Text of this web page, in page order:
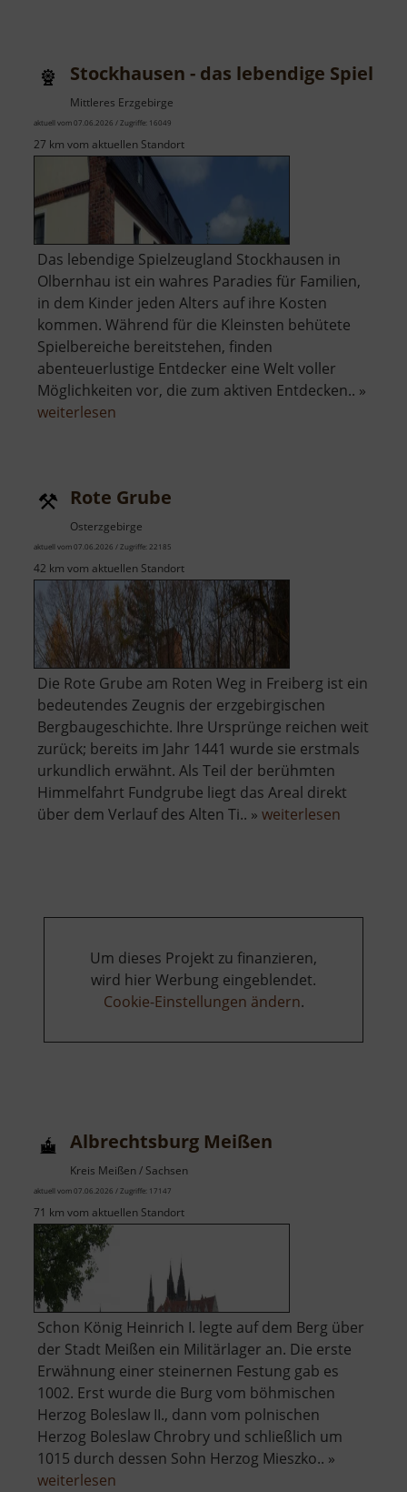
Stockhausen - das lebendige
Mittleres Erzgebirge
aktuell vom 07.06.2026 / Zugriffe: 16049
27 km vom aktuellen Standort
Das lebendige Spielzeugland Stockhausen in
Olbernhau ist ein wahres Paradies für Familien,
in dem Kinder jeden Alters auf ihre Kosten
kommen. Während für die Kleinsten behütete
Spielbereiche bereitstehen, finden
abenteuerlustige Entdecker eine Welt voller
Möglichkeiten vor, die zum aktiven Entdecken.. »
weiterlesen
lebendige
Spielzeugland
Rote Grube
Osterzgebirge
aktuell vom 07.06.2026 / Zugriffe: 22185
42 km vom aktuellen Standort
Die Rote Grube am Roten Weg in Freiberg ist ein
bedeutendes Zeugnis der erzgebirgischen
Bergbaugeschichte. Ihre Ursprünge reichen weit
zurück; bereits im Jahr 1441 wurde sie erstmals
urkundlich erwähnt. Als Teil der berühmten
Himmelfahrt Fundgrube liegt das Areal direkt
über dem Verlauf des Alten Ti.. » weiterlesen
Um dieses Projekt zu finanzieren,
wird hier Werbung eingeblendet.
Cookie-Einstellungen ändern.
Albrechtsburg Meißen
Kreis Meißen / Sachsen
aktuell vom 07.06.2026 / Zugriffe: 17147
71 km vom aktuellen Standort
Schon König Heinrich I. legte auf dem Berg über
der Stadt Meißen ein Militärlager an. Die erste
Erwähnung einer steinernen Festung gab es
1002. Erst wurde die Burg vom böhmischen
Herzog Boleslaw II., dann vom polnischen
Herzog Boleslaw Chrobry und schließlich um
1015 durch dessen Sohn Herzog Mieszko.. »
weiterlesen